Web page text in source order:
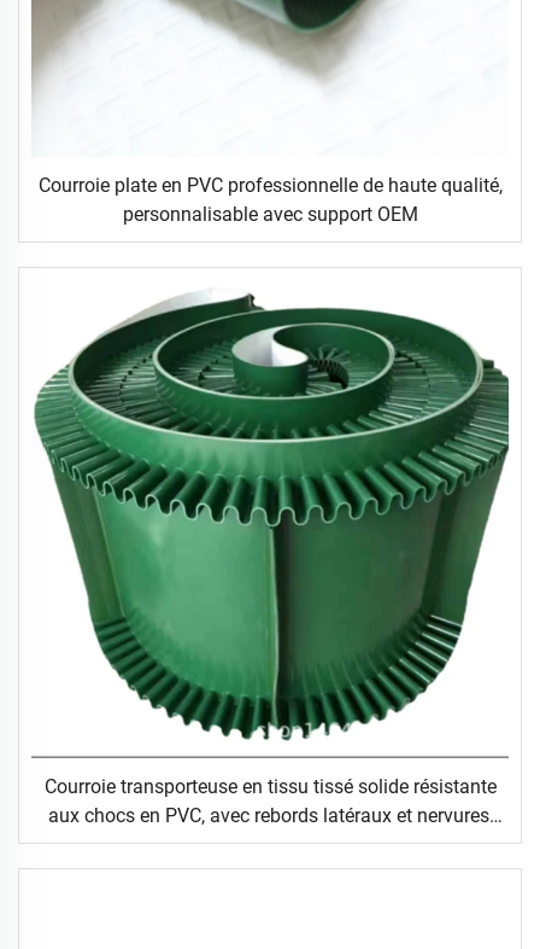
Courroie plate en PVC professionnelle de haute qualité,
personnalisable avec support OEM
Courroie transporteuse en tissu tissé solide résistante
aux chocs en PVC, avec rebords latéraux et nervures,
pour tapis roulant de marche ou de course